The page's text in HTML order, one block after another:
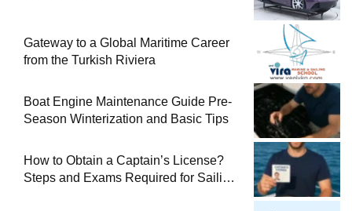
Gateway to a Global Maritime Career
from the Turkish Riviera
Boat Engine Maintenance Guide Pre-
Season Winterization and Basic Tips
How to Obtain a Captain’s License?
Steps and Exams Required for Sailing